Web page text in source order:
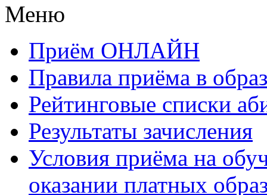
Меню
Приём ОНЛАЙН
Правила приёма в
Рейтинговые списки
Результаты зачисления
Условия приёма на
оказании платных